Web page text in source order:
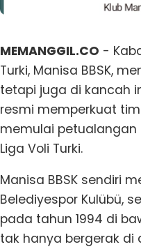
MEMANGGIL.CO -
Turki, Manisa BBSK,
tetapi juga di kancah
resmi memperkuat
memulai petualangan
Liga Voli Turki.
Manisa BBSK sendiri
Belediyespor Kulübü,
pada tahun 1994 di
tak hanya bergerak